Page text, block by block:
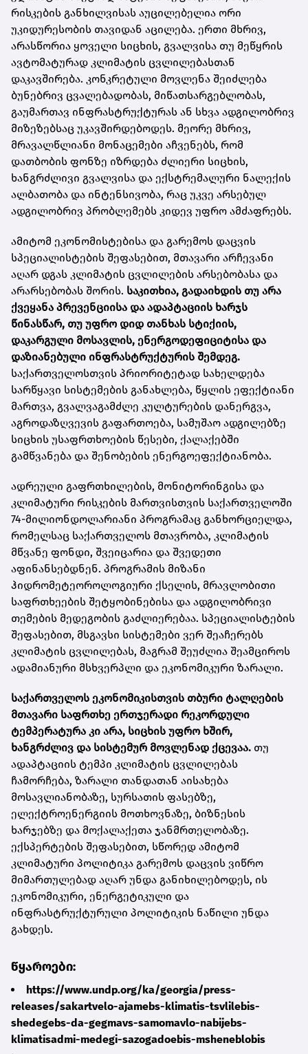
რისკების განხილვისას აუცილებელია ორი
უკიდურესობის თავიდან აცილება. ერთი მხრივ,
არასწორია ყოველი სიცხის, გვალვისა თუ მეწყრის
ავტომატურად კლიმატის ცვლილებასთან
დაკავშირება. კონკრეტული მოვლენა შეიძლება
ბუნებრივ ცვალებადობას, მიწათსარგებლობას,
გაუმართავ ინფრასტრუქტურას ან სხვა ადგილობრივ
მიზეზებსაც უკავშირდებოდეს. მეორე მხრივ,
მრავალწლიანი მონაცემები აჩვენებს, რომ
დათბობის ფონზე იზრდება ძლიერი სიცხის,
ხანგრძლივი გვალვისა და ექსტრემალური ნალექის
ალბათობა და ინტენსივობა, რაც უკვე არსებულ
ადგილობრივ პრობლემებს კიდევ უფრო ამძაფრებს.
ამიტომ ეკონომისტებისა და გარემოს დაცვის
სპეციალისტების შეფასებით, მთავარი არჩევანი
აღარ დგას კლიმატის ცვლილების არსებობასა და
არარსებობას შორის. საკითხია, გადაიხდის თუ არა
ქვეყანა პრევენციისა და ადაპტაციის ხარჯს
წინასწარ, თუ უფრო დიდ თანხას სტიქიის,
დაკარგული მოსავლის, ენერგოდეფიციტისა და
დაზიანებული ინფრასტრუქტურის შემდეგ.
საქართველოსთვის პრიორიტეტად სახელდება
სარწყავი სისტემების განახლება, წყლის ეფექტიანი
მართვა, გვალვაგამძლე კულტურების დანერგვა,
აგროდაზღვევის გაფართოება, სამუშაო ადგილებზე
სიცხის უსაფრთხოების წესები, ქალაქებში
გამწვანება და შენობების ენერგოეფექტიანობა.
ადრეული გაფრთხილების, მონიტორინგისა და
კლიმატური რისკების მართვისთვის საქართველოში
74-მილიონდოლარიანი პროგრამაც განხორციელდა,
რომელსაც საქართველოს მთავრობა, კლიმატის
მწვანე ფონდი, შვეიცარია და შვედეთი
აფინანსებდნენ. პროგრამის მიზანი
ჰიდრომეტეოროლოგიური ქსელის, მრავლობითი
საფრთხეების შეტყობინებისა და ადგილობრივი
თემების მედეგობის გაძლიერებაა. სპეციალისტების
შეფასებით, მსგავსი სისტემები ვერ შეაჩერებს
კლიმატის ცვლილებას, მაგრამ შეუძლია შეამციროს
ადამიანური მსხვერპლი და ეკონომიკური ზარალი.
საქართველოს ეკონომიკისთვის თბური ტალღების
მთავარი საფრთხე ერთჯერადი რეკორდული
ტემპერატურა კი არა, სიცხის უფრო ხშირ,
ხანგრძლივ და სისტემურ მოვლენად ქცევაა. თუ
ადაპტაციის ტემპი კლიმატის ცვლილებას
ჩამორჩება, ზარალი თანდათან აისახება
მოსავლიანობაზე, სურსათის ფასებზე,
ელექტროენერგიის მოთხოვნაზე, ბიზნესის
ხარჯებზე და მოქალაქეთა ჯანმრთელობაზე.
ექსპერტების შეფასებით, სწორედ ამიტომ
კლიმატური პოლიტიკა გარემოს დაცვის ვიწრო
მიმართულებად აღარ უნდა განიხილებოდეს, ის
ეკონომიკური, ენერგეტიკული და
ინფრასტრუქტურული პოლიტიკის ნაწილი უნდა
გახდეს.
წყაროები:
https://www.undp.org/ka/georgia/press-
releases/sakartvelo-ajamebs-klimatis-tsvlilebis-
shedegebs-da-gegmavs-samomavlo-nabijebs-
klimatisadmi-medegi-sazogadoebis-msheneblobis